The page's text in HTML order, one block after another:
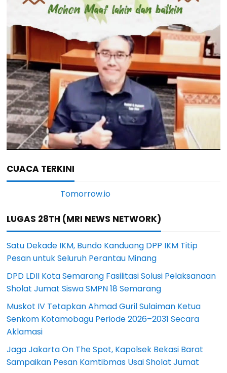
CUACA TERKINI
LUGAS 28TH (MRI NEWS NETWORK)
Satu Dekade IKM, Bundo Kanduang DPP IKM Titip
Pesan untuk Seluruh Perantau Minang
DPD LDII Kota Semarang Fasilitasi Solusi Pelaksanaan
Sholat Jumat Siswa SMPN 18 Semarang
Muskot IV Tetapkan Ahmad Guril Sulaiman Ketua
Senkom Kotamobagu Periode 2026–2031 Secara
Aklamasi
Jaga Jakarta On The Spot, Kapolsek Bekasi Barat
Sampaikan Pesan Kamtibmas Usai Sholat Jumat